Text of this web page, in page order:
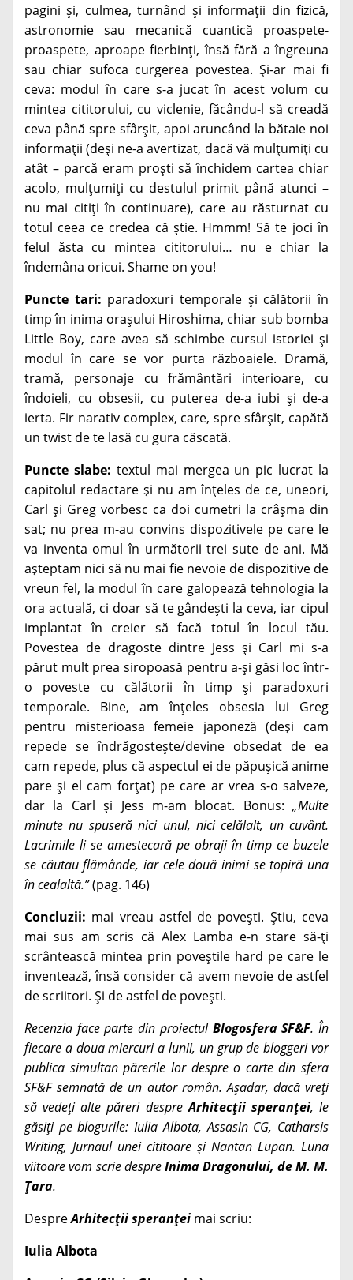
pagini și, culmea, turnând și informații din fizică,
astronomie sau mecanică cuantică proaspete-
proaspete, aproape fierbinți, însă fără a îngreuna
sau chiar sufoca curgerea povestea. Și-ar mai fi
ceva: modul în care s-a jucat în acest volum cu
mintea cititorului, cu viclenie, făcându-l să creadă
ceva până spre sfârșit, apoi aruncând la bătaie noi
informații (deși ne-a avertizat, dacă vă mulțumiți cu
atât – parcă eram proști să închidem cartea chiar
acolo, mulțumiți cu destulul primit până atunci –
nu mai citiți în continuare), care au răsturnat cu
totul ceea ce credea că știe. Hmmm! Să te joci în
felul ăsta cu mintea cititorului… nu e chiar la
îndemâna oricui. Shame on you!
Puncte tari: paradoxuri temporale și călătorii în
timp în inima orașului Hiroshima, chiar sub bomba
Little Boy, care avea să schimbe cursul istoriei și
modul în care se vor purta războaiele. Dramă,
tramă, personaje cu frământări interioare, cu
îndoieli, cu obsesii, cu puterea de-a iubi și de-a
ierta. Fir narativ complex, care, spre sfârșit, capătă
un twist de te lasă cu gura căscată.
Puncte slabe: textul mai mergea un pic lucrat la
capitolul redactare și nu am înțeles de ce, uneori,
Carl și Greg vorbesc ca doi cumetri la crâșma din
sat; nu prea m-au convins dispozitivele pe care le
va inventa omul în următorii trei sute de ani. Mă
așteptam nici să nu mai fie nevoie de dispozitive de
vreun fel, la modul în care galopează tehnologia la
ora actuală, ci doar să te gândești la ceva, iar cipul
implantat în creier să facă totul în locul tău.
Povestea de dragoste dintre Jess și Carl mi s-a
părut mult prea siropoasă pentru a-și găsi loc într-
o poveste cu călătorii în timp și paradoxuri
temporale. Bine, am înțeles obsesia lui Greg
pentru misterioasa femeie japoneză (deși cam
repede se îndrăgostește/devine obsedat de ea
cam repede, plus că aspectul ei de păpușică anime
pare și el cam forțat) pe care ar vrea s-o salveze,
dar la Carl și Jess m-am blocat. Bonus: „Multe
minute nu spuseră nici unul, nici celălalt, un cuvânt.
Lacrimile li se amestecară pe obraji în timp ce buzele
se căutau flămânde, iar cele două inimi se topiră una
în cealaltă.”(pag. 146)
Concluzii: mai vreau astfel de povești. Știu, ceva
mai sus am scris că Alex Lamba e-n stare să-ți
scrântească mintea prin poveștile hard pe care le
inventează, însă consider că avem nevoie de astfel
de scriitori. Și de astfel de povești.
Recenzia face parte din proiectul Blogosfera SF&F. În
fiecare a doua miercuri a lunii, un grup de bloggeri vor
publica simultan părerile lor despre o carte din sfera
SF&F semnată de un autor român. Așadar, dacă vreți
să vedeți alte păreri despre Arhitecții speranței, le
găsiți pe blogurile: Iulia Albota, Assasin CG, Catharsis
Writing, Jurnaul unei cititoare și Nantan Lupan. Luna
viitoare vom scrie despreInima Dragonului, de M. M.
Țara.
DespreArhitecții speranței mai scriu:
Iulia Albota